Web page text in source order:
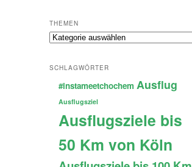
THEMEN
Themen
SCHLAGWÖRTER
#instameetchochem Ausflug
Ausflugsziel
Ausflugsziele bis
50 Km von Köln